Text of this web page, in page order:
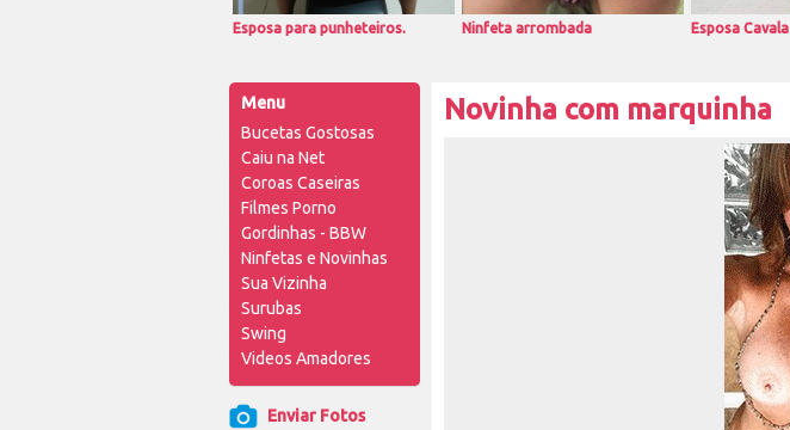
Esposa para punheteiros. Ninfeta arrombada Esposa Cavala
Menu
Bucetas Gostosas
Caiu na Net
Coroas Caseiras
Filmes Porno
Gordinhas - BBW
Ninfetas e Novinhas
Sua Vizinha
Surubas
Swing
Videos Amadores
Enviar Fotos
Novinha com marquinha